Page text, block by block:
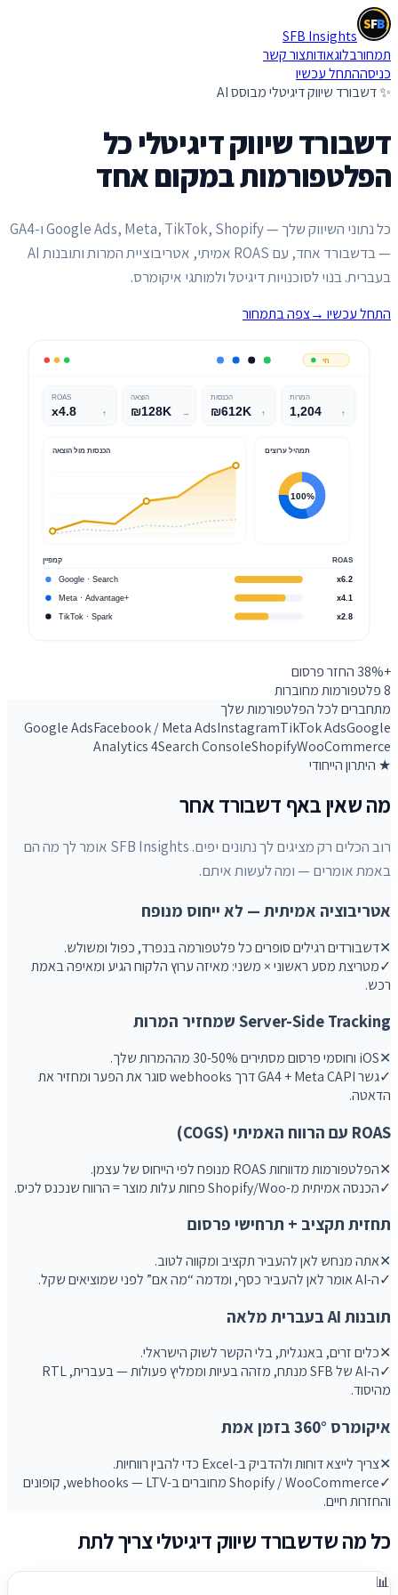
SFB
SFB
SFB Insights
תמחורבלוגאודותצור קשר
כניסההתחל עכשיו
✨ דשבורד שיווק דיגיטלי מבוסס AI
דשבורד שיווק דיגיטליכל
הפלטפורמות במקום אחד
כל נתוני השיווק שלך — Google Ads, Meta, TikTok, Shopify ו-GA4
— בדשבורד אחד, עם ROAS אמיתי, אטריבוציית המרות ותובנות AI
בעברית. בנוי לסוכנויות דיגיטל ולמותגי איקומרס.
התחל עכשיו →צפה בתמחור
חי
ROAS
x4.8 ↑
הוצאה
₪128K →
הכנסות
₪612K ↑
המרות
1,204 ↑
הכנסות מול הוצאה תמהיל ערוצים
100%
קמפיין ROAS
Google · Search x6.2
Meta · Advantage+ x4.1
TikTok · Spark x2.8
+38%
החזר פרסום
8פלטפורמות מחוברות
מתחברים לכל הפלטפורמות שלך
Google AdsFacebook / Meta AdsInstagramTikTok AdsGoogle
Analytics 4Search ConsoleShopifyWooCommerce
★ היתרון הייחודי
מה שאין באף דשבורד אחר
רוב הכלים רק מציגים לך נתונים יפים. SFB Insights אומר לך מה הם
באמת אומרים — ומה לעשות איתם.
אטריבוציה אמיתית — לא ייחוס מנופח
✕דשבורדים רגילים סופרים כל פלטפורמה בנפרד, כפול ומשולש.
✓מטריצת מסע ראשוני × משני: מאיזה ערוץ הלקוח הגיע ומאיפה באמת
רכש.
Server-Side Tracking שמחזיר המרות
✕iOS וחוסמי פרסום מסתירים 30-50% מההמרות שלך.
✓
גשר GA4 + Meta CAPI דרך webhooks סוגר את הפער ומחזיר את
הדאטה.
ROAS עם הרווח האמיתי (COGS)
✕הפלטפורמות מדווחות ROAS מנופח לפי הייחוס של עצמן.
✓הכנסה אמיתית מ-Shopify/Woo פחות עלות מוצר = הרווח שנכנס לכיס.
תחזית תקציב + תרחישי פרסום
✕אתה מנחש לאן להעביר תקציב ומקווה לטוב.
✓ה-AI אומר לאן להעביר כסף, ומדמה “מה אם” לפני שמוציאים שקל.
תובנות AI בעברית מלאה
✕כלים זרים, באנגלית, בלי הקשר לשוק הישראלי.
✓
ה-AI של SFB מנתח, מזהה בעיות וממליץ פעולות — בעברית, RTL
מהיסוד.
איקומרס 360° בזמן אמת
✕צריך לייצא דוחות ולהדביק ב-Excel כדי להבין רווחיות.
✓
Shopify / WooCommerce מחוברים ב-webhooks — LTV, קופונים
והחזרות חיים.
כל מה שדשבורד שיווק דיגיטלי צריך לתת
📊